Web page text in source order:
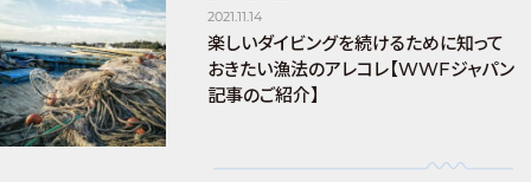
2021.11.14
楽しいダイビングを続けるために知って
おきたい漁法のアレコレ【WWFジャパン
記事のご紹介】